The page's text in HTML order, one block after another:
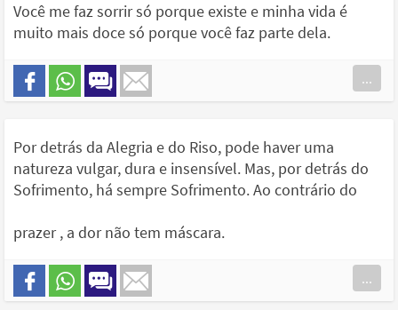
Você me faz sorrir só porque existe e minha vida é
muito mais doce só porque você faz parte dela.
...
Por detrás da Alegria e do Riso, pode haver uma
natureza vulgar, dura e insensível. Mas, por detrás do
Sofrimento, há sempre Sofrimento. Ao contrário do
prazer , a dor não tem máscara.
...